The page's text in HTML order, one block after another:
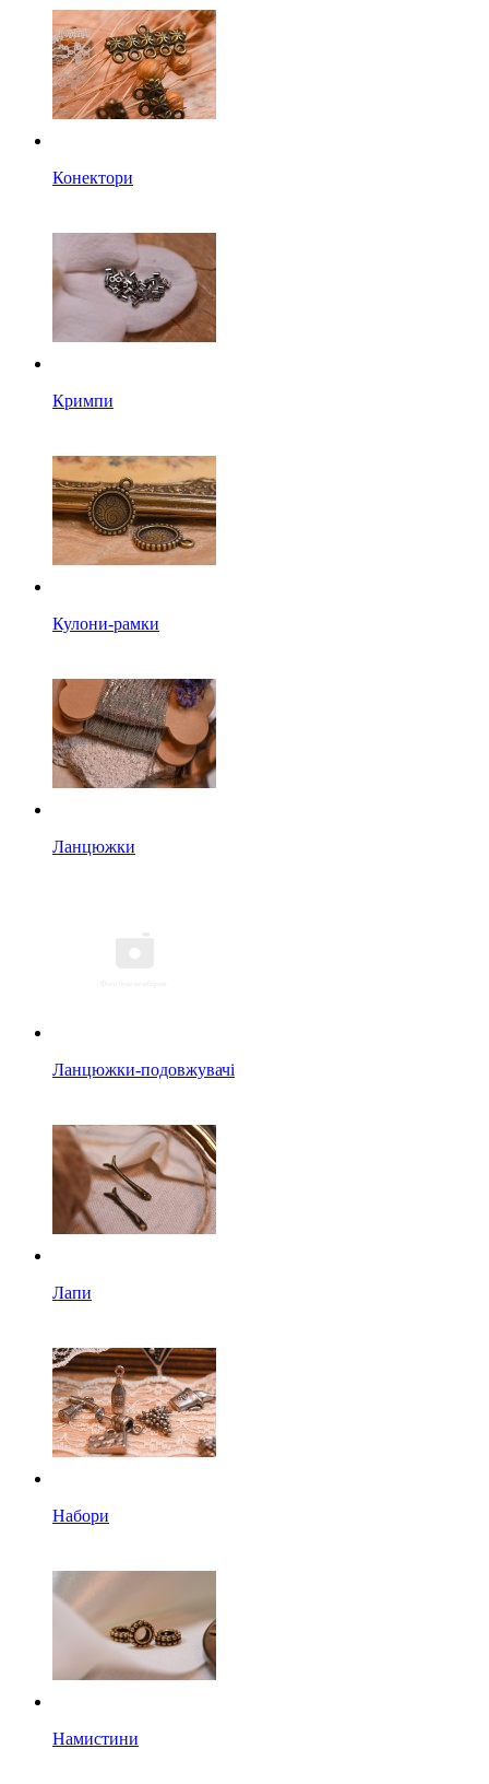
Конектори
Кримпи
Кулони-рамки
Ланцюжки
Ланцюжки-подовжувачі
Лапи
Набори
Намистини